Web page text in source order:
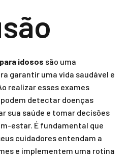
idosos são uma
garantir uma vida saudável e
realizar esses exames
detectar doenças
sua saúde e tomar decisões
estar. É fundamental que
cuidadores entendam a
e implementem uma rotina